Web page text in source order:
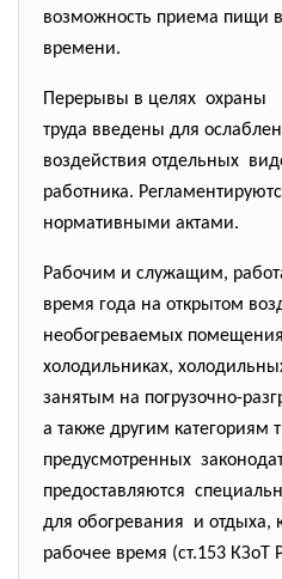
возможность приема пищи
времени.
Перерывы в целях охраны
труда введены для
воздействия отдельных
работника.
нормативными актами.
Рабочим и служащим,
время года на открытом
необогреваемых
холодильниках,
занятым на погрузочно-
а также другим категориям
предусмотренных
предоставляются
для обогревания и отдыха,
рабочее время (ст.153 КЗоТ